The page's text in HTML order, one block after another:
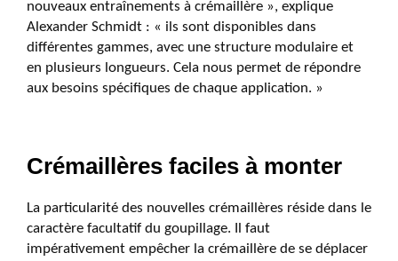
nouveaux entraînements à crémaillère », explique
Alexander Schmidt : « ils sont disponibles dans
différentes gammes, avec une structure modulaire et
en plusieurs longueurs. Cela nous permet de répondre
aux besoins spécifiques de chaque application. »
Crémaillères faciles à monter
La particularité des nouvelles crémaillères réside dans le
caractère facultatif du goupillage. Il faut
impérativement empêcher la crémaillère de se déplacer